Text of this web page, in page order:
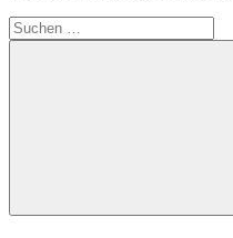
Suchen
nach:
Suchen